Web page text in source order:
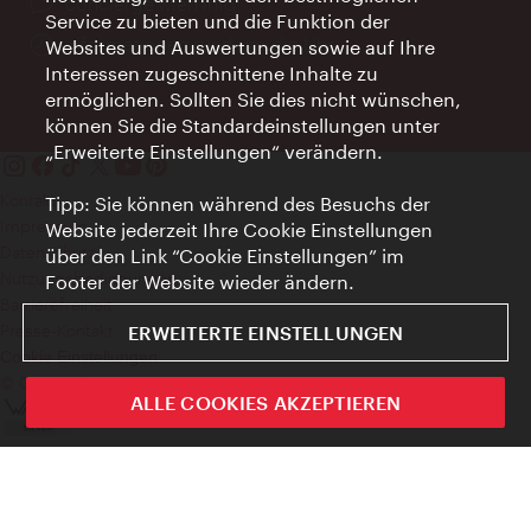
Öffnungszeiten:
Informationen rund um die Uhr
Kontakt
Impressum
Datenschutz
Nutzungsbedingungen
Barrierefreiheit
Cookie Einstellungen
© Copyright WienTourismus
Service zu bieten und die Funktion der
Websites und Auswertungen sowie auf Ihre
Interessen zugeschnittene Inhalte zu
ermöglichen. Sollten Sie dies nicht wünschen,
können Sie die Standardeinstellungen unter
„Erweiterte Einstellungen“ verändern.
Tipp: Sie können während des Besuchs der
Website jederzeit Ihre Cookie Einstellungen
über den Link “Cookie Einstellungen” im
Footer der Website wieder ändern.
ERWEITERTE EINSTELLUNGEN
ALLE COOKIES AKZEPTIEREN